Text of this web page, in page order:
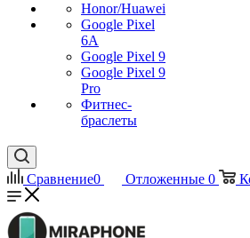
Honor/Huawei
Google Pixel
6A
Google Pixel 9
Google Pixel 9
Pro
Фитнес-
браслеты
Сравнение0 Отложенные 0